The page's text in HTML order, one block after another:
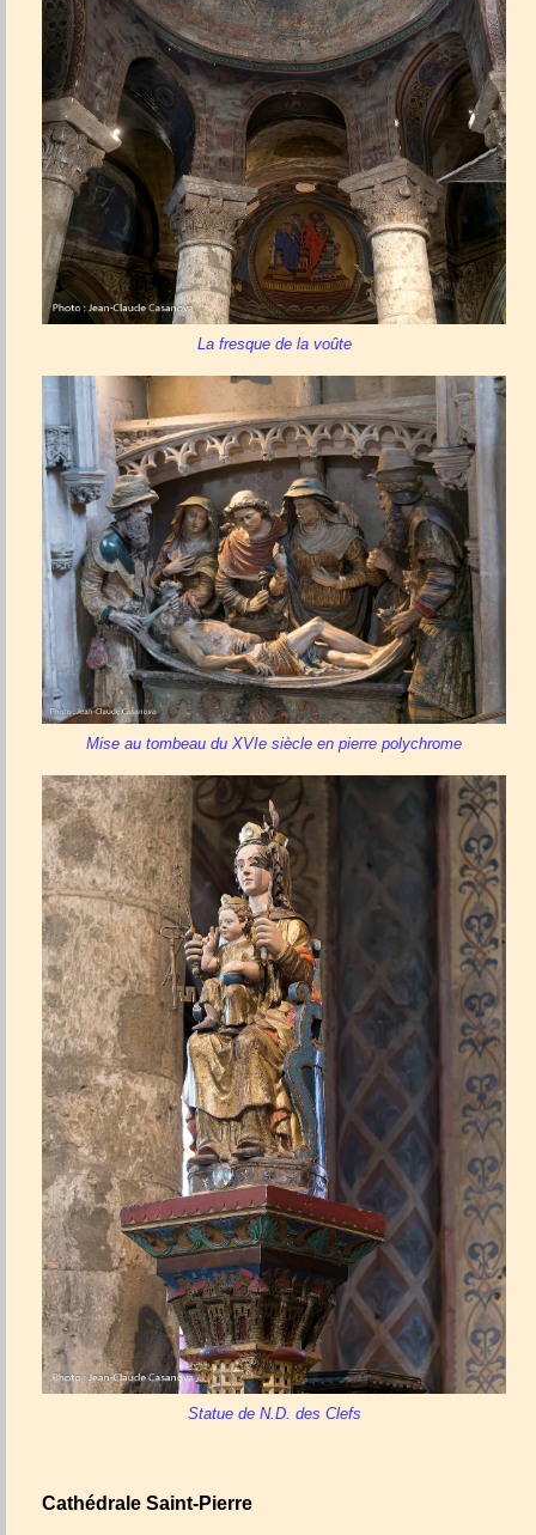
La fresque de la voûte
Mise au tombeau du XVIe siècle en pierre polychrome
Statue de N.D. des Clefs
Cathédrale Saint-Pierre